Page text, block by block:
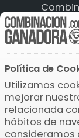
ONCE
Política de
Utilizamos
mejorar
relacionada
hábitos de
consideramos